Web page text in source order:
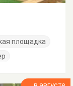
площадка